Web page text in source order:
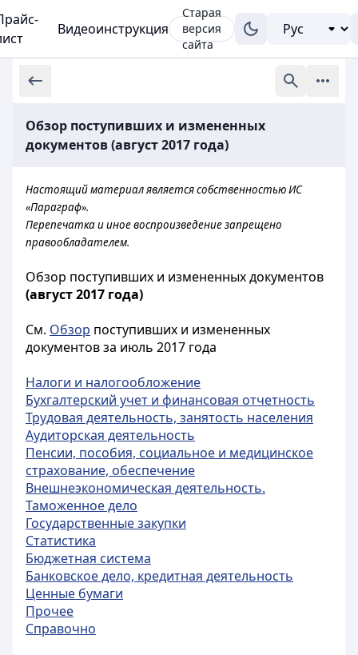
Видеоинструкция
Старая
версия
сайта
Обзор поступивших и измененных
документов (август 2017 года)
Настоящий материал является собственностью ИС
«Параграф».
Перепечатка и иное воспроизведение запрещено
правообладателем.
Обзор поступивших и измененных документов
(август 2017 года)
См. Обзор поступивших и измененных
документов за июль 2017 года
Налоги и налогообложение
Бухгалтерский учет и финансовая отчетность
Трудовая деятельность, занятость населения
Аудиторская деятельность
Пенсии, пособия, социальное и медицинское
страхование, обеспечение
Внешнеэкономическая деятельность.
Таможенное дело
Государственные закупки
Статистика
Бюджетная система
Банковское дело, кредитная деятельность
Ценные бумаги
Прочее
Справочно